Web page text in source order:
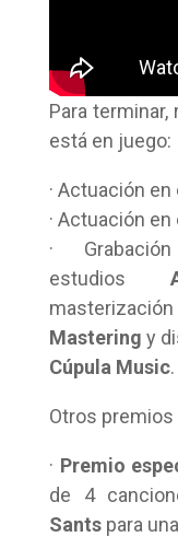
Para
está en juego:
· Actuación en
· Actuación
·
estudios
Mastering y
Cúpula Music.
Otros
· Premio
de 4
Santspara